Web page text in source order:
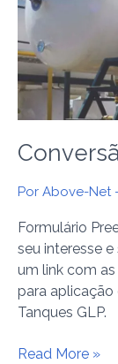
Por Above-Net
Formulário
seu interesse
um link com
para aplicação
Tanques GLP.
Read More »